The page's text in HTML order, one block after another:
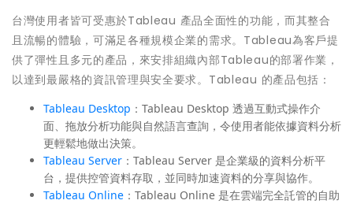
台灣使用者皆可受惠於Tableau 產品全面性的功能，而其整合
且流暢的體驗，可滿足各種規模企業的需求。Tableau為客戶提
供了彈性且多元的產品，來安排組織內部Tableau的部署作業，
以達到最嚴格的資訊管理與安全要求。Tableau 的產品包括：
Tableau Desktop ：Tableau Desktop 透過互動式操作介
面、拖放分析功能與自然語言查詢，令使用者能依據資料分析
更輕鬆地做出決策。
Tableau Server ：Tableau Server 是企業級的資料分析平
台，提供控管資料存取，並同時加速資料的分享與協作。
Tableau Online ：Tableau Online 是在雲端完全託管的自助